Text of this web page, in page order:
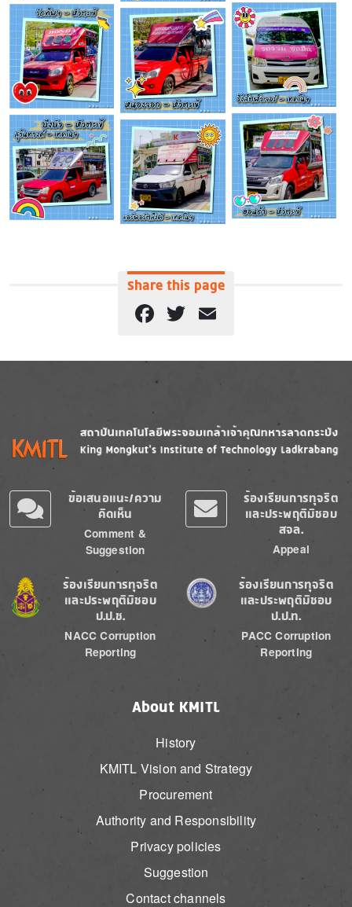
Share this page
Facebook
Twitter
Image
ข้อเสนอแนะ/ความ
คิดเห็น
Comment &
Suggestion
ร้องเรียนการทุจริต
และประพฤติมิชอบ
สจล.
Appeal
Image
ร้องเรียนการทุจริต
และประพฤติมิชอบ
ป.ป.ช.
NACC Corruption
Reporting
Image
ร้องเรียนการทุจริต
และประพฤติมิชอบ
ป.ป.ท.
PACC Corruption
Reporting
About KMITL
History
KMITL Vision and Strategy
Procurement
Authority and Responsibility
Privacy policies
Suggestion
Contact channels